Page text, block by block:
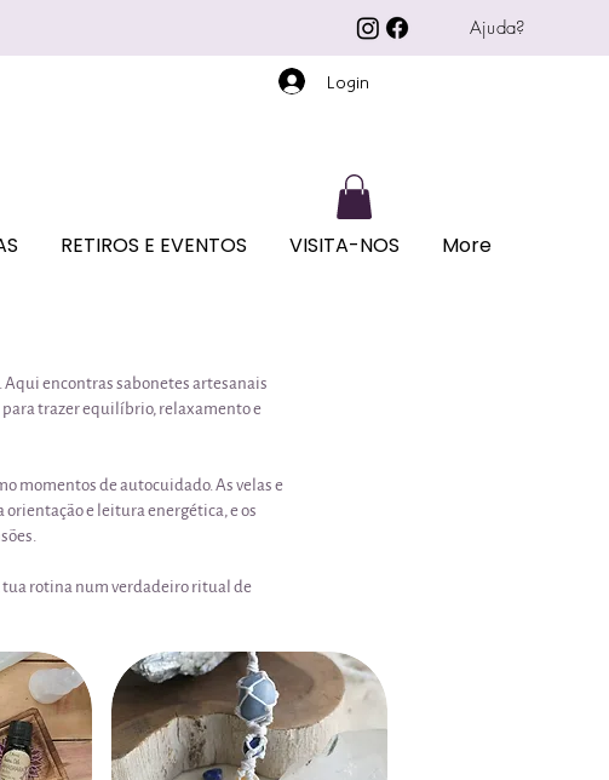
Ajuda?
Login
RETIROS E EVENTOS VISITA-NOS More
encontras sabonetes artesanais
trazer equilíbrio, relaxamento e
momentos de autocuidado. As velas e
e leitura energética, e os
tua rotina num verdadeiro ritual de